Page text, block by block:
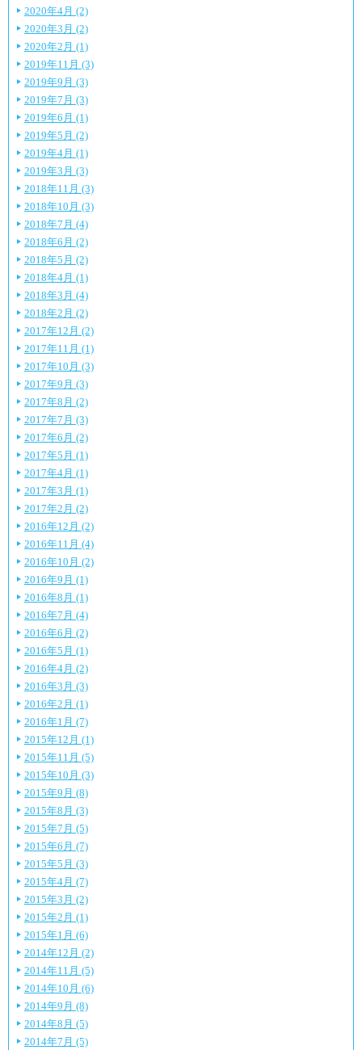
2020年4月 (2)
2020年3月 (2)
2020年2月 (1)
2019年11月 (3)
2019年9月 (3)
2019年7月 (3)
2019年6月 (1)
2019年5月 (2)
2019年4月 (1)
2019年3月 (3)
2018年11月 (3)
2018年10月 (3)
2018年7月 (4)
2018年6月 (2)
2018年5月 (2)
2018年4月 (1)
2018年3月 (4)
2018年2月 (2)
2017年12月 (2)
2017年11月 (1)
2017年10月 (3)
2017年9月 (3)
2017年8月 (2)
2017年7月 (3)
2017年6月 (2)
2017年5月 (1)
2017年4月 (1)
2017年3月 (1)
2017年2月 (2)
2016年12月 (2)
2016年11月 (4)
2016年10月 (2)
2016年9月 (1)
2016年8月 (1)
2016年7月 (4)
2016年6月 (2)
2016年5月 (1)
2016年4月 (2)
2016年3月 (3)
2016年2月 (1)
2016年1月 (7)
2015年12月 (1)
2015年11月 (5)
2015年10月 (3)
2015年9月 (8)
2015年8月 (3)
2015年7月 (5)
2015年6月 (7)
2015年5月 (3)
2015年4月 (7)
2015年3月 (2)
2015年2月 (1)
2015年1月 (6)
2014年12月 (2)
2014年11月 (5)
2014年10月 (6)
2014年9月 (8)
2014年8月 (5)
2014年7月 (5)